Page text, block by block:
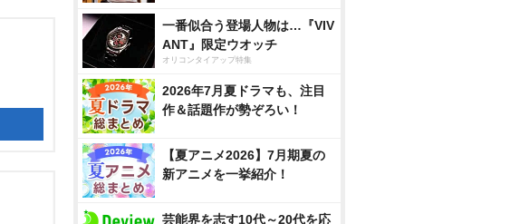
一番似合う登場人物は…『VIV
ANT』限定ウオッチ
オリコンタイアップ特集
2026年7月夏ドラマも、注目
作＆話題作が勢ぞろい！
【夏アニメ2026】7月期夏の
新アニメを一挙紹介！
芸能界を志す10代～20代を応